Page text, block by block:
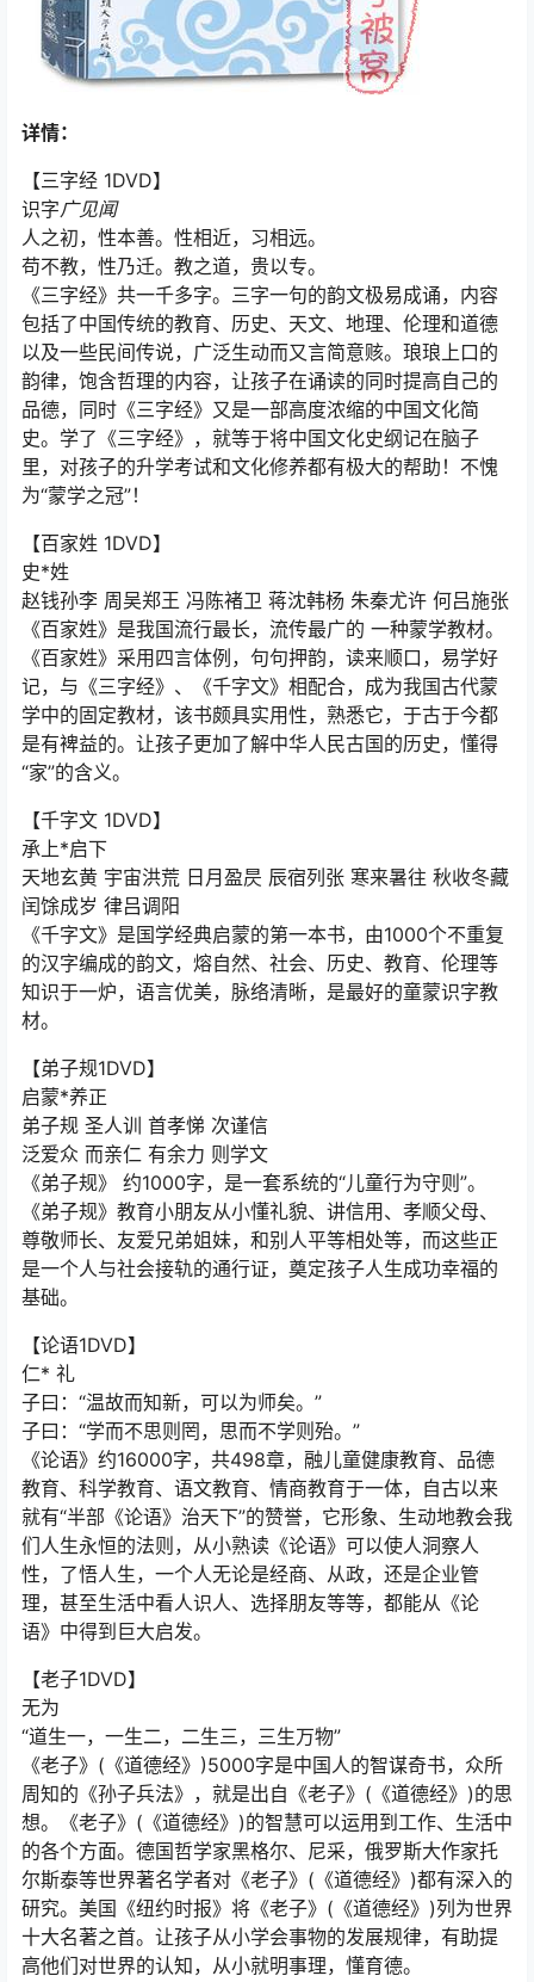
详情：
【三字经 1DVD】
识字广见闻
人之初，性本善。性相近，习相远。
苟不教，性乃迁。教之道，贵以专。
《三字经》共一千多字。三字一句的韵文极易成诵，内容
包括了中国传统的教育、历史、天文、地理、伦理和道德
以及一些民间传说，广泛生动而又言简意赅。琅琅上口的
韵律，饱含哲理的内容，让孩子在诵读的同时提高自己的
品德，同时《三字经》又是一部高度浓缩的中国文化简
史。学了《三字经》，就等于将中国文化史纲记在脑子
里，对孩子的升学考试和文化修养都有极大的帮助！不愧
为“蒙学之冠”！
【百家姓 1DVD】
史*姓
赵钱孙李 周吴郑王 冯陈褚卫 蒋沈韩杨 朱秦尤许 何吕施张
《百家姓》是我国流行最长，流传最广的 一种蒙学教材。
《百家姓》采用四言体例，句句押韵，读来顺口，易学好
记，与《三字经》、《千字文》相配合，成为我国古代蒙
学中的固定教材，该书颇具实用性，熟悉它，于古于今都
是有裨益的。让孩子更加了解中华人民古国的历史，懂得
“家”的含义。
【千字文 1DVD】
承上*启下
天地玄黄 宇宙洪荒 日月盈昃 辰宿列张 寒来暑往 秋收冬藏
闰馀成岁 律吕调阳
《千字文》是国学经典启蒙的第一本书，由1000个不重复
的汉字编成的韵文，熔自然、社会、历史、教育、伦理等
知识于一炉，语言优美，脉络清晰，是最好的童蒙识字教
材。
【弟子规1DVD】
启蒙*养正
弟子规 圣人训 首孝悌 次谨信
泛爱众 而亲仁 有余力 则学文
《弟子规》 约1000字，是一套系统的“儿童行为守则”。
《弟子规》教育小朋友从小懂礼貌、讲信用、孝顺父母、
尊敬师长、友爱兄弟姐妹，和别人平等相处等，而这些正
是一个人与社会接轨的通行证，奠定孩子人生成功幸福的
基础。
【论语1DVD】
仁* 礼
子曰：“温故而知新，可以为师矣。”
子曰：“学而不思则罔，思而不学则殆。”
《论语》约16000字，共498章，融儿童健康教育、品德
教育、科学教育、语文教育、情商教育于一体，自古以来
就有“半部《论语》治天下”的赞誉，它形象、生动地教会我
们人生永恒的法则，从小熟读《论语》可以使人洞察人
性，了悟人生，一个人无论是经商、从政，还是企业管
理，甚至生活中看人识人、选择朋友等等，都能从《论
语》中得到巨大启发。
【老子1DVD】
无为
“道生一，一生二，二生三，三生万物”
《老子》(《道德经》)5000字是中国人的智谋奇书，众所
周知的《孙子兵法》，就是出自《老子》(《道德经》)的思
想。《老子》(《道德经》)的智慧可以运用到工作、生活中
的各个方面。德国哲学家黑格尔、尼采，俄罗斯大作家托
尔斯泰等世界著名学者对《老子》(《道德经》)都有深入的
研究。美国《纽约时报》将《老子》(《道德经》)列为世界
十大名著之首。让孩子从小学会事物的发展规律，有助提
高他们对世界的认知，从小就明事理，懂育德。